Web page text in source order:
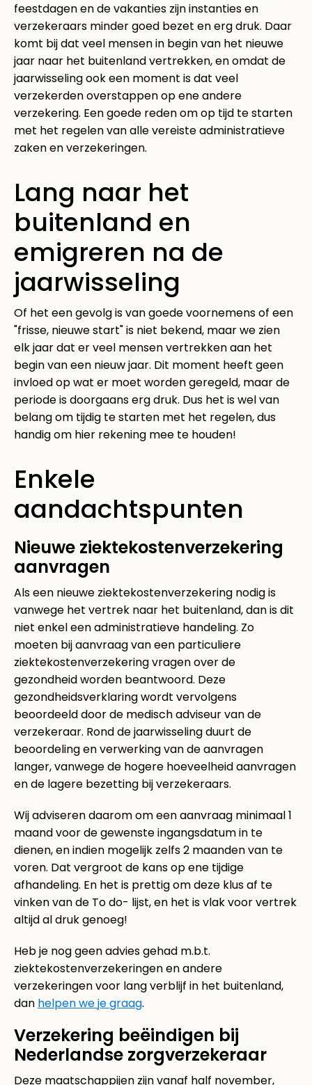
feestdagen en de vakanties zijn instanties en
verzekeraars minder goed bezet en erg druk. Daar
komt bij dat veel mensen in begin van het nieuwe
jaar naar het buitenland vertrekken, en omdat de
jaarwisseling ook een moment is dat veel
verzekerden overstappen op ene andere
verzekering. Een goede reden om op tijd te starten
met het regelen van alle vereiste administratieve
zaken en verzekeringen.
Lang naar het
buitenland en
emigreren na de
jaarwisseling
Of het een gevolg is van goede voornemens of een
"frisse, nieuwe start" is niet bekend, maar we zien
elk jaar dat er veel mensen vertrekken aan het
begin van een nieuw jaar. Dit moment heeft geen
invloed op wat er moet worden geregeld, maar de
periode is doorgaans erg druk. Dus het is wel van
belang om tijdig te starten met het regelen, dus
handig om hier rekening mee te houden!
Enkele
aandachtspunten
Nieuwe ziektekostenverzekering
aanvragen
Als een nieuwe ziektekostenverzekering nodig is
vanwege het vertrek naar het buitenland, dan is dit
niet enkel een administratieve handeling. Zo
moeten bij aanvraag van een particuliere
ziektekostenverzekering vragen over de
gezondheid worden beantwoord. Deze
gezondheidsverklaring wordt vervolgens
beoordeeld door de medisch adviseur van de
verzekeraar. Rond de jaarwisseling duurt de
beoordeling en verwerking van de aanvragen
langer, vanwege de hogere hoeveelheid aanvragen
en de lagere bezetting bij verzekeraars.
Wij adviseren daarom om een aanvraag minimaal 1
maand voor de gewenste ingangsdatum in te
dienen, en indien mogelijk zelfs 2 maanden van te
voren. Dat vergroot de kans op ene tijdige
afhandeling. En het is prettig om deze klus af te
vinken van de To do- lijst, en het is vlak voor vertrek
altijd al druk genoeg!
Heb je nog geen advies gehad m.b.t.
ziektekostenverzekeringen en andere
verzekeringen voor lang verblijf in het buitenland,
dan helpen we je graag.
Verzekering beëindigen bij
Nederlandse zorgverzekeraar
Deze maatschappijen zijn vanaf half november,